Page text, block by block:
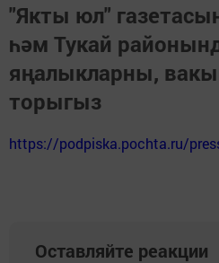
"Якты юл"
һәм Тукай
яңалыкларны,
торыгыз
https://podpiska.pochta.ru/
Оставляйте реакции